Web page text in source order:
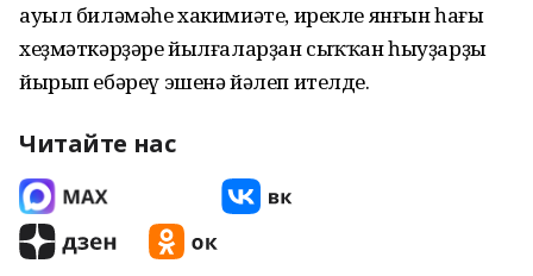
ауыл биләмәһе хакимиәте, ирекле янғын һағы
хеҙмәткәрҙәре йылғаларҙан сыҡҡан һыуҙарҙы
йырып ебәреү эшенә йәлеп ителде.
Читайте нас